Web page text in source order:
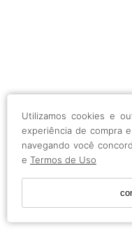
Utilizamos cookies e
experiência de compra
navegando você
e Termos de Uso